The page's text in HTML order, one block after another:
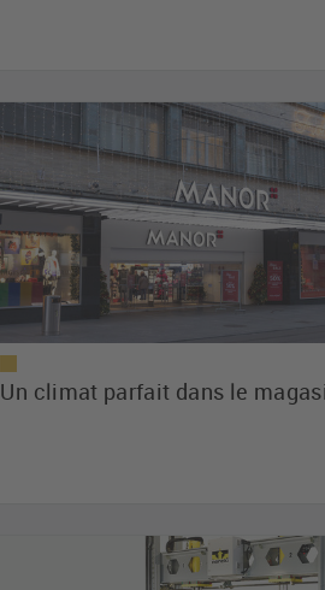
Un climat parfait dans le